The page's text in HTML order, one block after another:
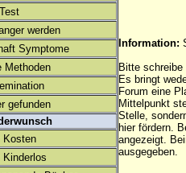
werden
Symptome
Methoden
gefunden
Kosten
Kinderlos
Information:
Bitte
Es bringt
Forum eine
Mittelpunkt
Stelle,
hier fördern.
angezeigt.
ausgegeben.